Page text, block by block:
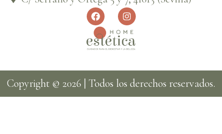
Copyright © 2026 | Todos los derechos reservados.